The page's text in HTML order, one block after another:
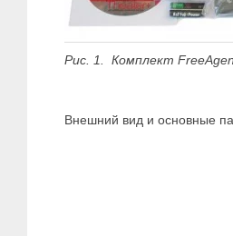
Рис. 1. Комплект
Внешний вид и основные